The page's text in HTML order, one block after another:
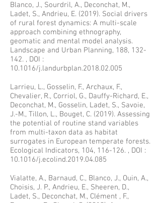
Blanco, J., Sourdril, A., Deconchat, M.,
Ladet, S., Andrieu, E. (2019). Social drivers
of rural forest dynamics: A multi-scale
approach combining ethnography,
geomatic and mental model analysis.
Landscape and Urban Planning, 188, 132-
142. , DOI :
10.1016/j.landurbplan.2018.02.005
Larrieu, L., Gosselin, F., Archaux, F.,
Chevalier, R., Corriol, G., Dauffy-Richard, E.,
Deconchat, M., Gosselin, Ladet, S., Savoie,
J.-M., Tillon, L., Bouget, C. (2019). Assessing
the potential of routine stand variables
from multi-taxon data as habitat
surrogates in European temperate forests.
Ecological Indicators, 104, 116-126. , DOI :
10.1016/j.ecolind.2019.04.085
Vialatte, A., Barnaud, C., Blanco, J., Ouin, A.,
Choisis, J. P., Andrieu, E., Sheeren, D.,
Ladet, S., Deconchat, M., Clément , F.,